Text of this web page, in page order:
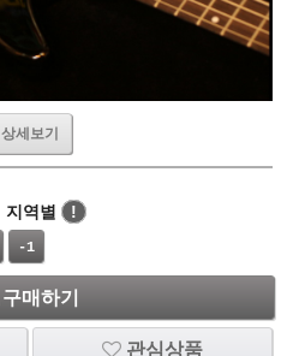
상세보기
지역별
!
-1
구매하기
관심상품